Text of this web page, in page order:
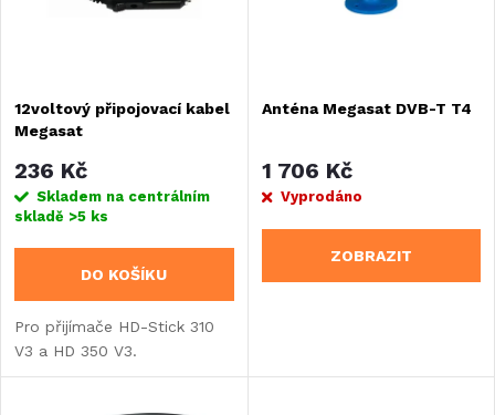
p
r
o
d
u
s
p
r
o
d
u
12voltový připojovací kabel
Megasat
236 Kč
Skladem na centrálním
skladě >5 ks
DO KOŠÍKU
Pro přijímače HD-Stick 310
V3 a HD 350 V3.
Anténa Megasat DVB-T T4
1 706 Kč
Vyprodáno
ZOBRAZIT